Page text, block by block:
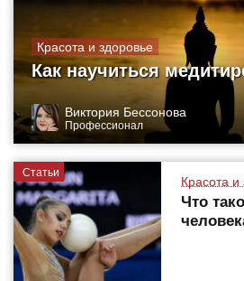
Красота и здоровье
Как научиться
Виктория Бессонова
Профессионал
Статьи
Красота и
Что